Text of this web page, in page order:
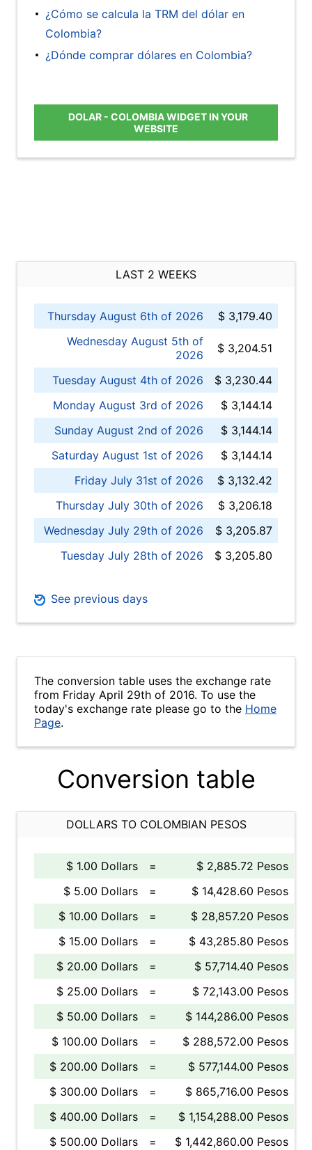
¿Cómo se calcula la TRM del dólar en
Colombia?
¿Dónde comprar dólares en Colombia?
DOLAR - COLOMBIA WIDGET IN YOUR
WEBSITE
LAST 2 WEEKS
Thursday August 6th of 2026
$ 3,179.40
Wednesday August 5th of
2026
$ 3,204.51
Tuesday August 4th of 2026
$ 3,230.44
Monday August 3rd of 2026
$ 3,144.14
Sunday August 2nd of 2026
$ 3,144.14
Saturday August 1st of 2026
$ 3,144.14
Friday July 31st of 2026
$ 3,132.42
Thursday July 30th of 2026
$ 3,206.18
Wednesday July 29th of 2026
$ 3,205.87
Tuesday July 28th of 2026
$ 3,205.80
See previous days
The conversion table uses the exchange rate
from Friday April 29th of 2016. To use the
today's exchange rate please go to the Home
Page.
Conversion table
DOLLARS TO COLOMBIAN PESOS
$ 1.00 Dollars =
$ 2,885.72 Pesos
$ 5.00 Dollars
=
$ 14,428.60 Pesos
$ 10.00 Dollars
=
$ 28,857.20 Pesos
$ 15.00 Dollars
=
$ 43,285.80 Pesos
$ 20.00 Dollars
=
$ 57,714.40 Pesos
$ 25.00 Dollars
=
$ 72,143.00 Pesos
$ 50.00 Dollars
=
$ 144,286.00 Pesos
$ 100.00 Dollars
=
$ 288,572.00 Pesos
$ 200.00 Dollars
=
$ 577,144.00 Pesos
$ 300.00 Dollars
=
$ 865,716.00 Pesos
$ 400.00 Dollars
=
$ 1,154,288.00 Pesos
$ 500.00 Dollars
=
$ 1,442,860.00 Pesos